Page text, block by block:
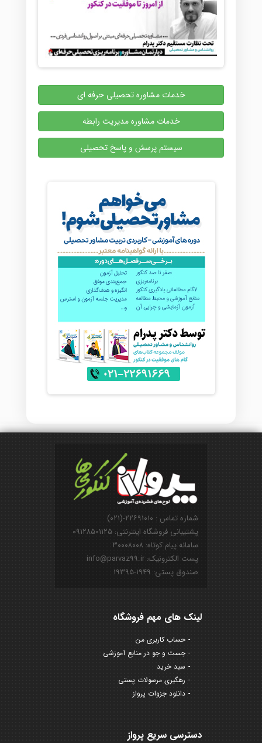
خدمات مشاوره تحصیلی حرفه ای
خدمات مشاوره مدیریت رابطه
سیستم پرسش و پاسخ تحصیلی
شماره تماس : ۲۲۶۹۱۰۱۰-(۰۲۱)
پشتیبانی فروشگاه اینترنتی: ۰۹۱۲۸۵۰۱۱۲۵
سامانه پیام کوتاه: ۳۰۰۰۸۰۰۸
پست الکترونیک: info@parvaz99.ir
صندوق پستی: ۱۹۴۹-۱۹۳۹۵
لینک های مهم فروشگاه
حساب کاربری من
جست و جو در منابع آموزشی
سبد خرید
رهگیری مرسولات پستی
دانلود جزوات پرواز
دسترسی سریع پرواز